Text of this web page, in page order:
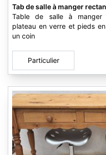
Tab de salle à manger
Table de salle à manger
plateau en verre et pieds
un coin
Particulier